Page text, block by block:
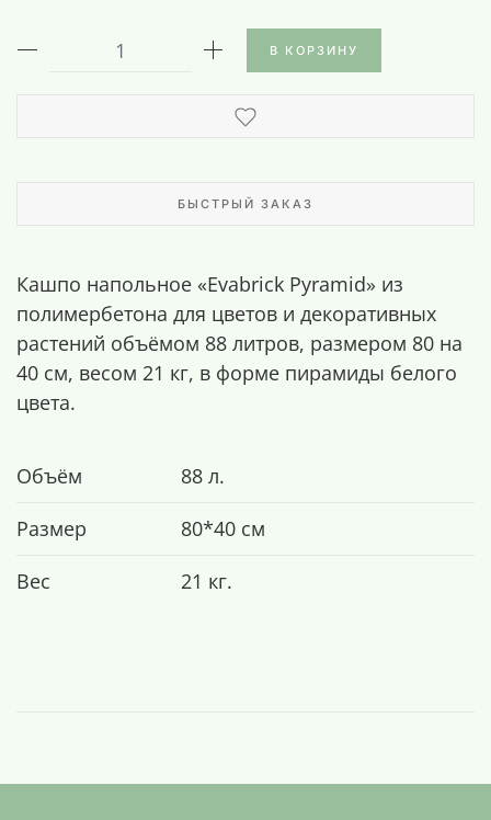
В КОРЗИНУ
БЫСТРЫЙ ЗАКАЗ
Кашпо напольное «Evabrick Pyramid» из
полимербетона для цветов и декоративных
растений объёмом 88 литров, размером 80 на
40 см, весом 21 кг, в форме пирамиды белого
цвета.
Объём
88 л.
Размер
80*40 см
Вес
21 кг.